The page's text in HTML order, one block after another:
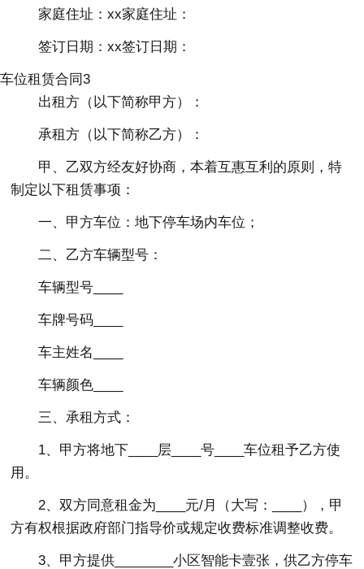
家庭住址：xx家庭住址：
签订日期：xx签订日期：
车位租赁合同3
出租方（以下简称甲方）：
承租方（以下简称乙方）：
甲、乙双方经友好协商，本着互惠互利的原则，特
制定以下租赁事项：
一、甲方车位：地下停车场内车位；
二、乙方车辆型号：
车辆型号____
车牌号码____
车主姓名____
车辆颜色____
三、承租方式：
1、甲方将地下____层____号____车位租予乙方使
用。
2、双方同意租金为____元/月（大写：____），甲
方有权根据政府部门指导价或规定收费标准调整收费。
3、甲方提供________小区智能卡壹张，供乙方停车